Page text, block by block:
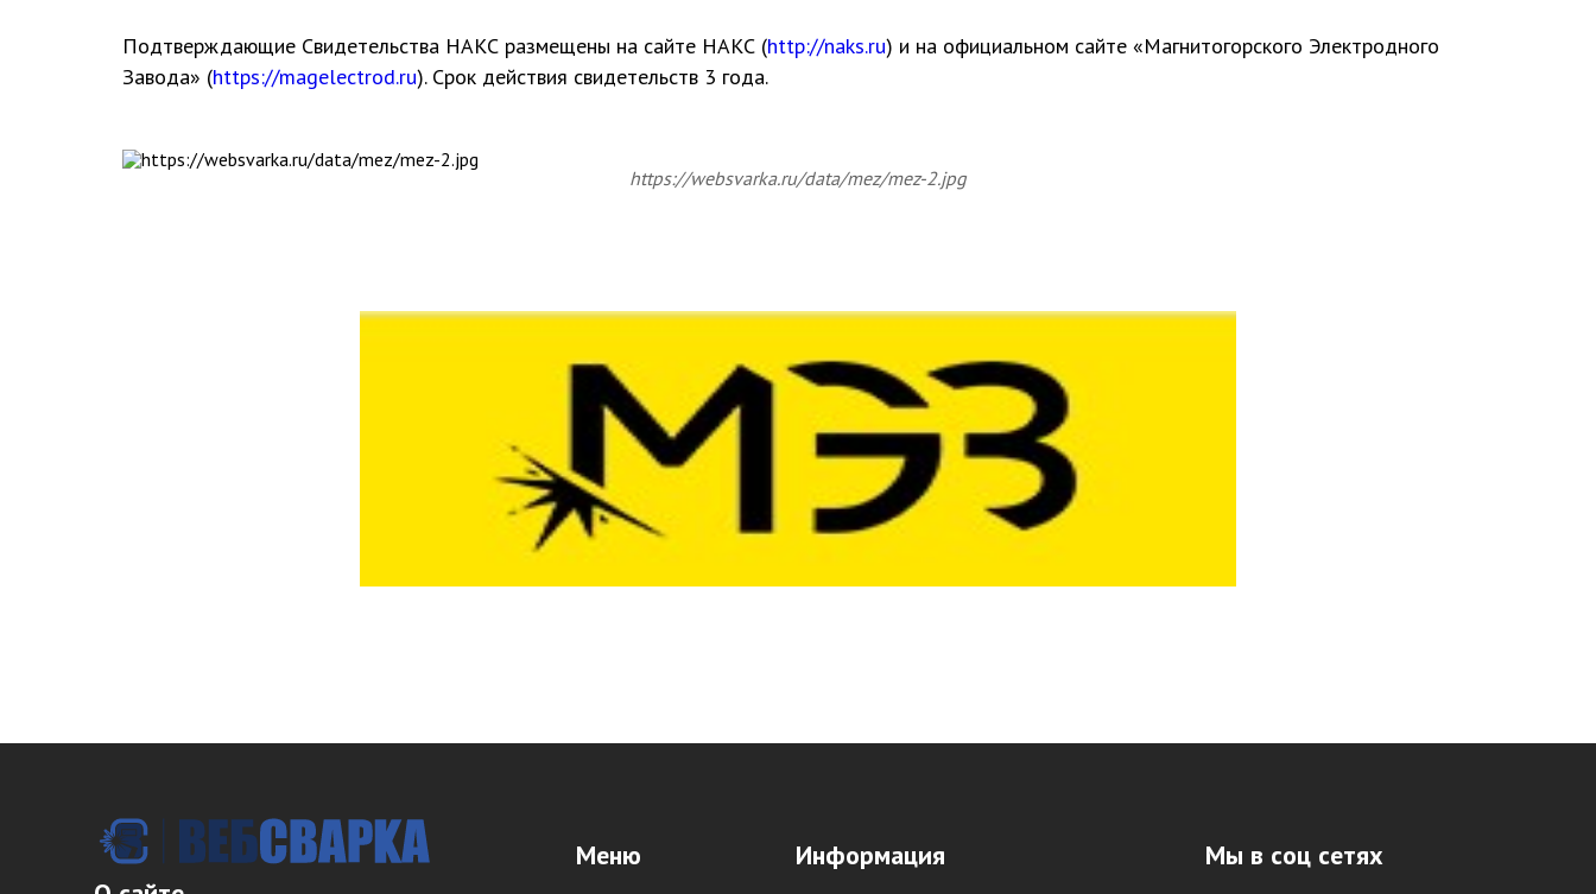
Подтверждающие Свидетельства НАКС размещены на сайте НАКС (http://naks.ru) и на официальном сайте «Магнитогорского Электродного
Завода» (https://magelectrod.ru). Срок действия свидетельств 3 года.
https://websvarka.ru/data/mez/mez-2.jpg
Меню Информация Мы в соц сетях